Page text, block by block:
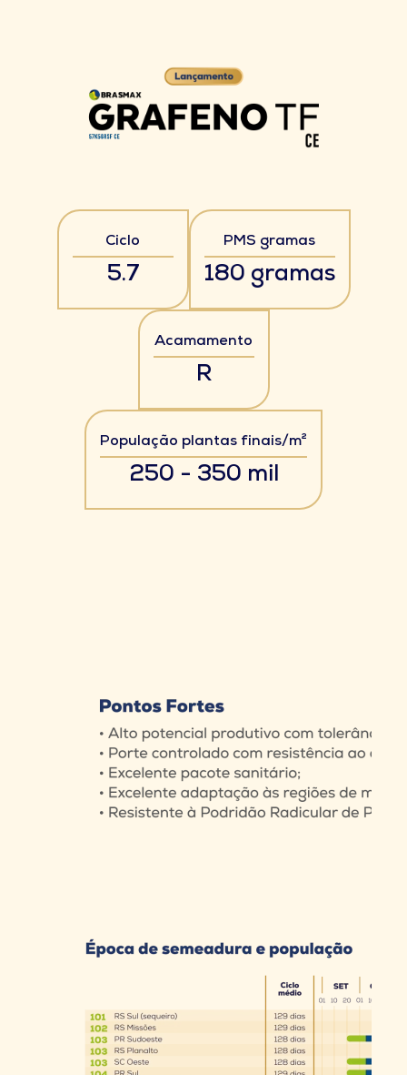
Ciclo
5.7
PMS gramas
180 gramas
Acamamento
R
População plantas finais/m²
250 - 350 mil